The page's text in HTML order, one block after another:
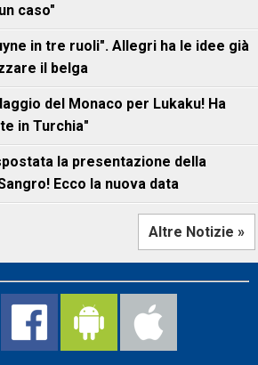
caso"
in tre ruoli". Allegri ha le idee già
il belga
del Monaco per Lukaku! Ha
in Turchia"
la presentazione della
Ecco la nuova data
Altre Notizie »